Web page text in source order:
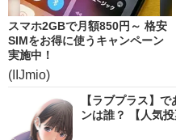
スマホ2GBで月額850円～ 格安
SIMをお得に使うキャンペーン
実施中！
(IIJmio)
【ラブプラス】
ンは誰？ 【人気投